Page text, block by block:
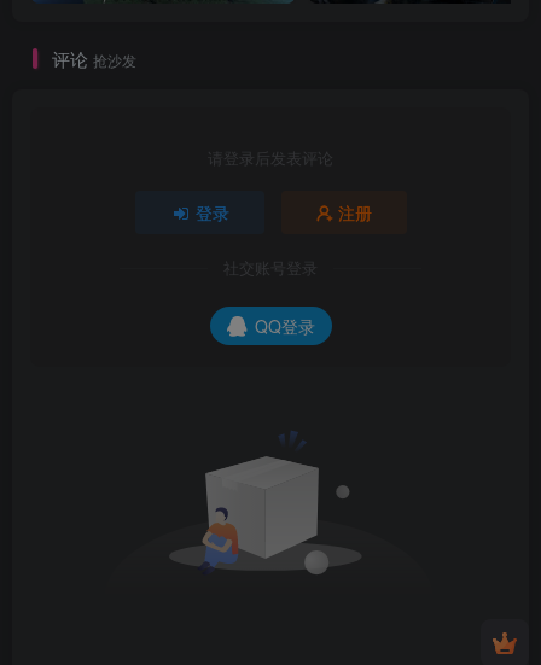
评论 抢沙发
请登录后发表评论
登录 注册
社交账号登录
QQ登录